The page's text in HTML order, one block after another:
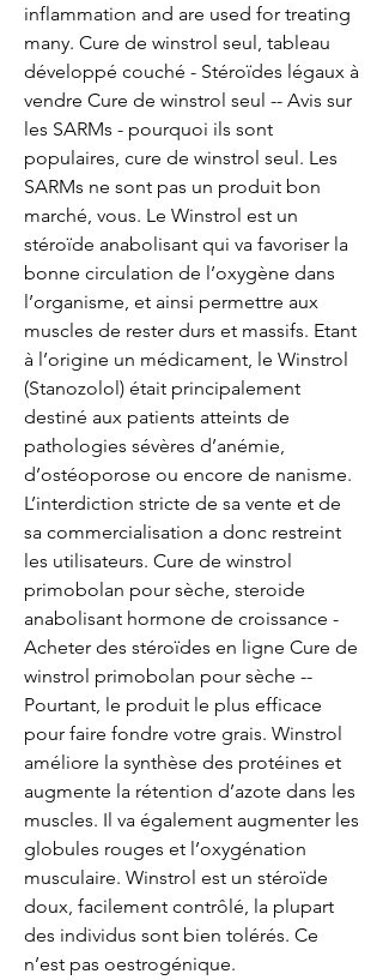
inflammation and are used for treating
many. Cure de winstrol seul, tableau
développé couché - Stéroïdes légaux à
vendre Cure de winstrol seul -- Avis sur
les SARMs - pourquoi ils sont
populaires, cure de winstrol seul. Les
SARMs ne sont pas un produit bon
marché, vous. Le Winstrol est un
stéroïde anabolisant qui va favoriser la
bonne circulation de l’oxygène dans
l’organisme, et ainsi permettre aux
muscles de rester durs et massifs. Etant
à l’origine un médicament, le Winstrol
(Stanozolol) était principalement
destiné aux patients atteints de
pathologies sévères d’anémie,
d’ostéoporose ou encore de nanisme.
L’interdiction stricte de sa vente et de
sa commercialisation a donc restreint
les utilisateurs. Cure de winstrol
primobolan pour sèche, steroide
anabolisant hormone de croissance -
Acheter des stéroïdes en ligne Cure de
winstrol primobolan pour sèche --
Pourtant, le produit le plus efficace
pour faire fondre votre grais. Winstrol
améliore la synthèse des protéines et
augmente la rétention d’azote dans les
muscles. Il va également augmenter les
globules rouges et l’oxygénation
musculaire. Winstrol est un stéroïde
doux, facilement contrôlé, la plupart
des individus sont bien tolérés. Ce
n’est pas oestrogénique.